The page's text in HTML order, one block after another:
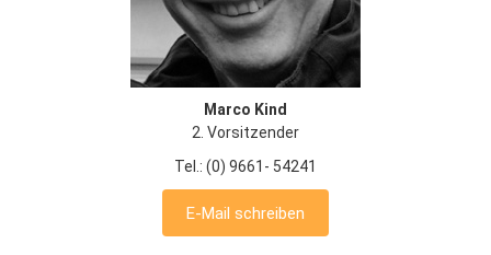
Marco Kind
2. Vorsitzender
Tel.: (0) 9661- 54241
E-Mail schreiben